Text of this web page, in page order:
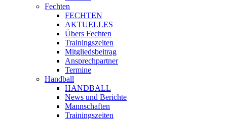
Fechten
FECHTEN
AKTUELLES
Übers Fechten
Trainingszeiten
Mitgliedsbeitrag
Ansprechpartner
Termine
Handball
HANDBALL
News und Berichte
Mannschaften
Trainingszeiten